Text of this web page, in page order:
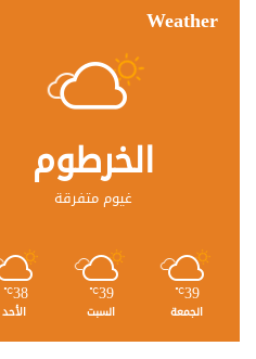
Weather
الخرطوم
غيوم متفرقة
39
℃
الجمعة
39
℃
السبت
38
℃
الأحد